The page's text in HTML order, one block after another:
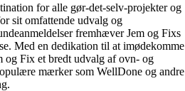
for alle gør-det-selv-projekter og
sit omfattende udvalg og
fremhæver Jem og Fixs
Med en dedikation til at imødekomme
og Fix et bredt udvalg af ovn- og
mærker som WellDone og andre